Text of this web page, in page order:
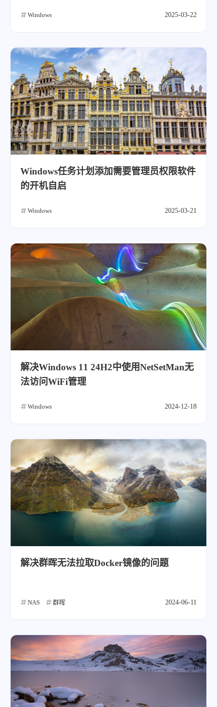
Windows 2025-03-22
Windows任务计划添加需要管理员权限软件
的开机自启
Windows 2025-03-21
解决Windows 11 24H2中使用NetSetMan无
法访问WiFi管理
Windows 2024-12-18
解决群晖无法拉取Docker镜像的问题
NAS 群晖 2024-06-11